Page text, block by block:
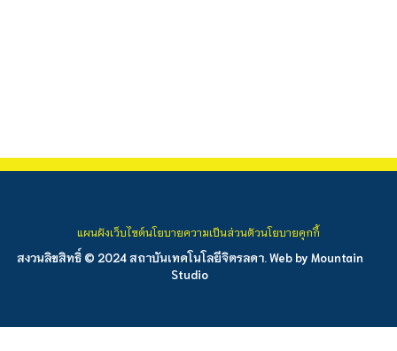
สงวนลิขสิทธิ์ © 2024 สถาบันเทคโนโลยีจิตรลดา. Web by Mountain
Studio
แผนผังเว็บไซต์นโยบายความเป็นส่วนตัวนโยบายคุกกี้